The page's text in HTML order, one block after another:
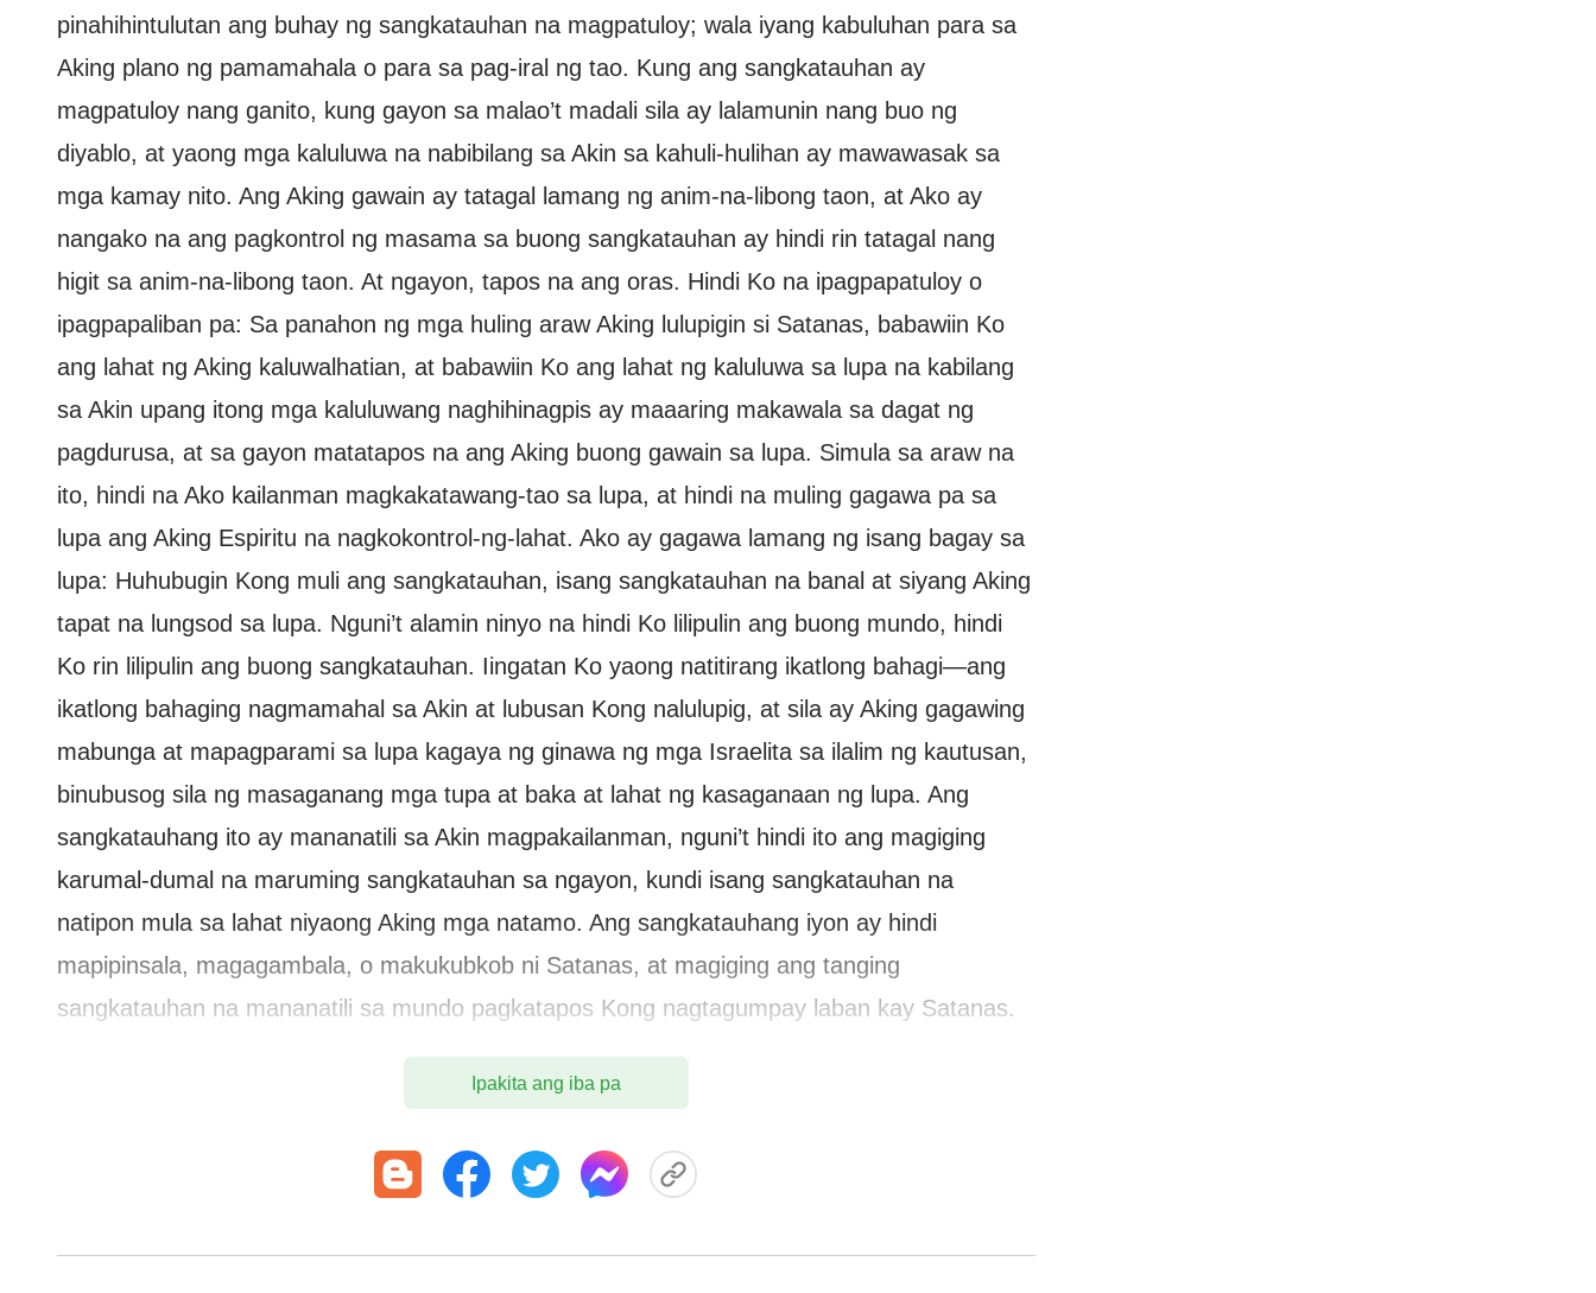
pinahihintulutan ang buhay ng sangkatauhan na magpatuloy; wala iyang kabuluhan para sa
Aking plano ng pamamahala o para sa pag-iral ng tao. Kung ang sangkatauhan ay
magpatuloy nang ganito, kung gayon sa malao’t madali sila ay lalamunin nang buo ng
diyablo, at yaong mga kaluluwa na nabibilang sa Akin sa kahuli-hulihan ay mawawasak sa
mga kamay nito. Ang Aking gawain ay tatagal lamang ng anim-na-libong taon, at Ako ay
nangako na ang pagkontrol ng masama sa buong sangkatauhan ay hindi rin tatagal nang
higit sa anim-na-libong taon. At ngayon, tapos na ang oras. Hindi Ko na ipagpapatuloy o
ipagpapaliban pa: Sa panahon ng mga huling araw Aking lulupigin si Satanas, babawiin Ko
ang lahat ng Aking kaluwalhatian, at babawiin Ko ang lahat ng kaluluwa sa lupa na kabilang
sa Akin upang itong mga kaluluwang naghihinagpis ay maaaring makawala sa dagat ng
pagdurusa, at sa gayon matatapos na ang Aking buong gawain sa lupa. Simula sa araw na
ito, hindi na Ako kailanman magkakatawang-tao sa lupa, at hindi na muling gagawa pa sa
lupa ang Aking Espiritu na nagkokontrol-ng-lahat. Ako ay gagawa lamang ng isang bagay sa
lupa: Huhubugin Kong muli ang sangkatauhan, isang sangkatauhan na banal at siyang Aking
tapat na lungsod sa lupa. Nguni’t alamin ninyo na hindi Ko lilipulin ang buong mundo, hindi
Ko rin lilipulin ang buong sangkatauhan. Iingatan Ko yaong natitirang ikatlong bahagi—ang
ikatlong bahaging nagmamahal sa Akin at lubusan Kong nalulupig, at sila ay Aking gagawing
mabunga at mapagparami sa lupa kagaya ng ginawa ng mga Israelita sa ilalim ng kautusan,
binubusog sila ng masaganang mga tupa at baka at lahat ng kasaganaan ng lupa. Ang
sangkatauhang ito ay mananatili sa Akin magpakailanman, nguni’t hindi ito ang magiging
karumal-dumal na maruming sangkatauhan sa ngayon, kundi isang sangkatauhan na
natipon mula sa lahat niyaong Aking mga natamo. Ang sangkatauhang iyon ay hindi
mapipinsala, magagambala, o makukubkob ni Satanas, at magiging ang tanging
sangkatauhan na mananatili sa mundo pagkatapos Kong nagtagumpay laban kay Satanas.
Ito ang sangkatauhan na nalulupig Ko na ngayon at nagtatamo ng Aking pangako. At sa
gayon, ang sangkatauhan na nalulupig sa panahon ng mga huling araw ay siya ring
ang tanging magiging patunay ng Aking tagumpay laban kay Satanas, at ang tanging mga
Aking naililigtas mula sa sakop ni Satanas, at ang tanging pagkakabuu-buo at bunga ng
Ipakita ang iba pa